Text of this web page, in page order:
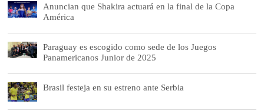
Anuncian que Shakira actuará en la final de la Copa
América
Paraguay es escogido como sede de los Juegos
Panamericanos Junior de 2025
Brasil festeja en su estreno ante Serbia